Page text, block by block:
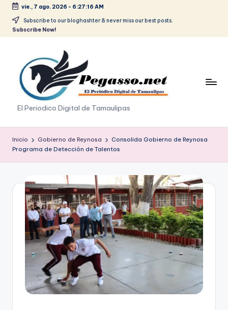
Saltar
vie., 7 ago. 2026 - 6:27:16 AM
Subscribe to our bloghashter & never miss our best posts.
Subscribe Now!
p
e
g
a
o
p
El Periodico Digital de Tamaulipas
Inicio Gobierno de Reynosa
Consolida Gobierno de Reynosa
Programa de Detección de Talentos